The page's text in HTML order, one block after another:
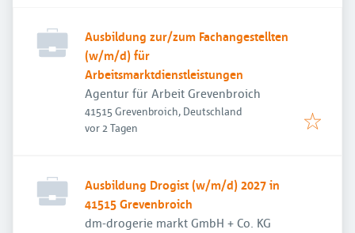
Ausbildung zur/zum Fachangestellten
(w/m/d) für
Arbeitsmarktdienstleistungen
Agentur für Arbeit Grevenbroich
41515 Grevenbroich, Deutschland
Veröffentlicht
vor 2 Tagen
Ausbildung Drogist (w/m/d) 2027 in
41515 Grevenbroich
dm-drogerie markt GmbH + Co. KG